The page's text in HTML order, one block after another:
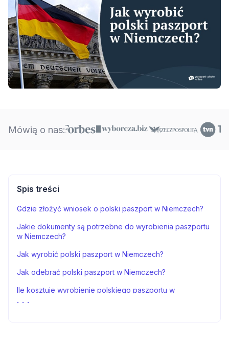
Mówią o nas:
Spis treści
Gdzie złożyć wniosek o polski paszport w Niemczech?
Jakie dokumenty są potrzebne do wyrobienia paszportu
w Niemczech?
Jak wyrobić polski paszport w Niemczech?
Jak odebrać polski paszport w Niemczech?
Ile kosztuje wyrobienie polskiego paszportu w